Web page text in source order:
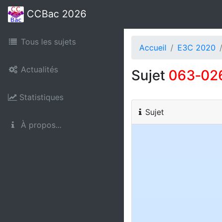
CCBac 2026
Tous les sujets
Actualités
Statistiques
À propos...
Accueil E3C 2020
Sujet
Sujet